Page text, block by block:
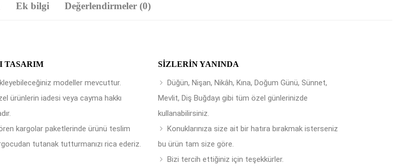
Ek bilgi Değerlendirmeler (0)
TASARIM
modeller mevcuttur.
ürünlerin iadesi veya cayma hakkı
kargolar paketlerinde ürünü teslim
tutanak tutturmanızı rica ederiz.
SIZLERIN YANINDA
Düğün, Nişan, Nikâh, Kına, Doğum Günü, Sünnet,
Mevlit, Diş Buğdayı gibi tüm özel günlerinizde
kullanabilirsiniz.
Konuklarınıza size ait bir hatıra bırakmak isterseniz
bu ürün tam size göre.
Bizi tercih ettiğiniz için teşekkürler.